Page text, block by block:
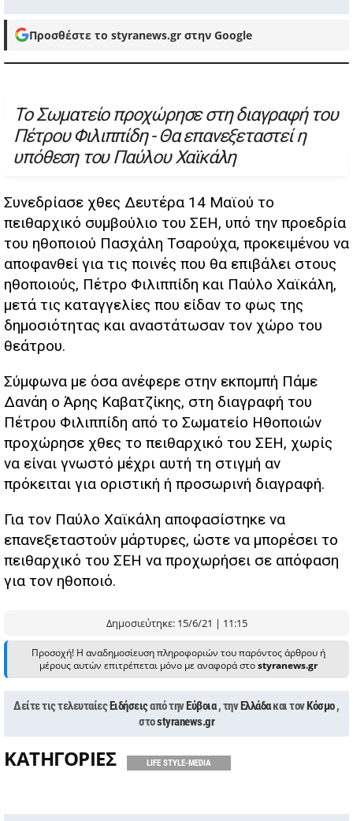
Προσθέστε το styranews.gr στην Google
Το Σωματείο προχώρησε στη διαγραφή του
Πέτρου Φιλιππίδη - Θα επανεξεταστεί η
υπόθεση του Παύλου Χαϊκάλη
Συνεδρίασε χθες Δευτέρα 14 Μαϊού το
πειθαρχικό συμβούλιο του ΣΕΗ, υπό την προεδρία
του ηθοποιού Πασχάλη Τσαρούχα, προκειμένου να
αποφανθεί για τις ποινές που θα επιβάλει στους
ηθοποιούς, Πέτρο Φιλιππίδη και Παύλο Χαϊκάλη,
μετά τις καταγγελίες που είδαν το φως της
δημοσιότητας και αναστάτωσαν τον χώρο του
θεάτρου.
Σύμφωνα με όσα ανέφερε στην εκπομπή Πάμε
Δανάη ο Άρης Καβατζίκης, στη διαγραφή του
Πέτρου Φιλιππίδη από το Σωματείο Ηθοποιών
προχώρησε χθες το πειθαρχικό του ΣΕΗ, χωρίς
να είναι γνωστό μέχρι αυτή τη στιγμή αν
πρόκειται για οριστική ή προσωρινή διαγραφή.
Για τον Παύλο Χαϊκάλη αποφασίστηκε να
επανεξεταστούν μάρτυρες, ώστε να μπορέσει το
πειθαρχικό του ΣΕΗ να προχωρήσει σε απόφαση
για τον ηθοποιό.
Δημοσιεύτηκε: 15/6/21 | 11:15
Προσοχή! Η αναδημοσίευση πληροφοριών του παρόντος άρθρου ή
μέρους αυτών επιτρέπεται μόνο με αναφορά στοstyranews.gr
Δείτε τις τελευταίεςΕιδήσειςαπό τηνΕύβοια , τηνΕλλάδακαι τονΚόσμο,
στοstyranews.gr
ΚΑΤΗΓΟΡΙΕΣ LIFE STYLE-MEDIA